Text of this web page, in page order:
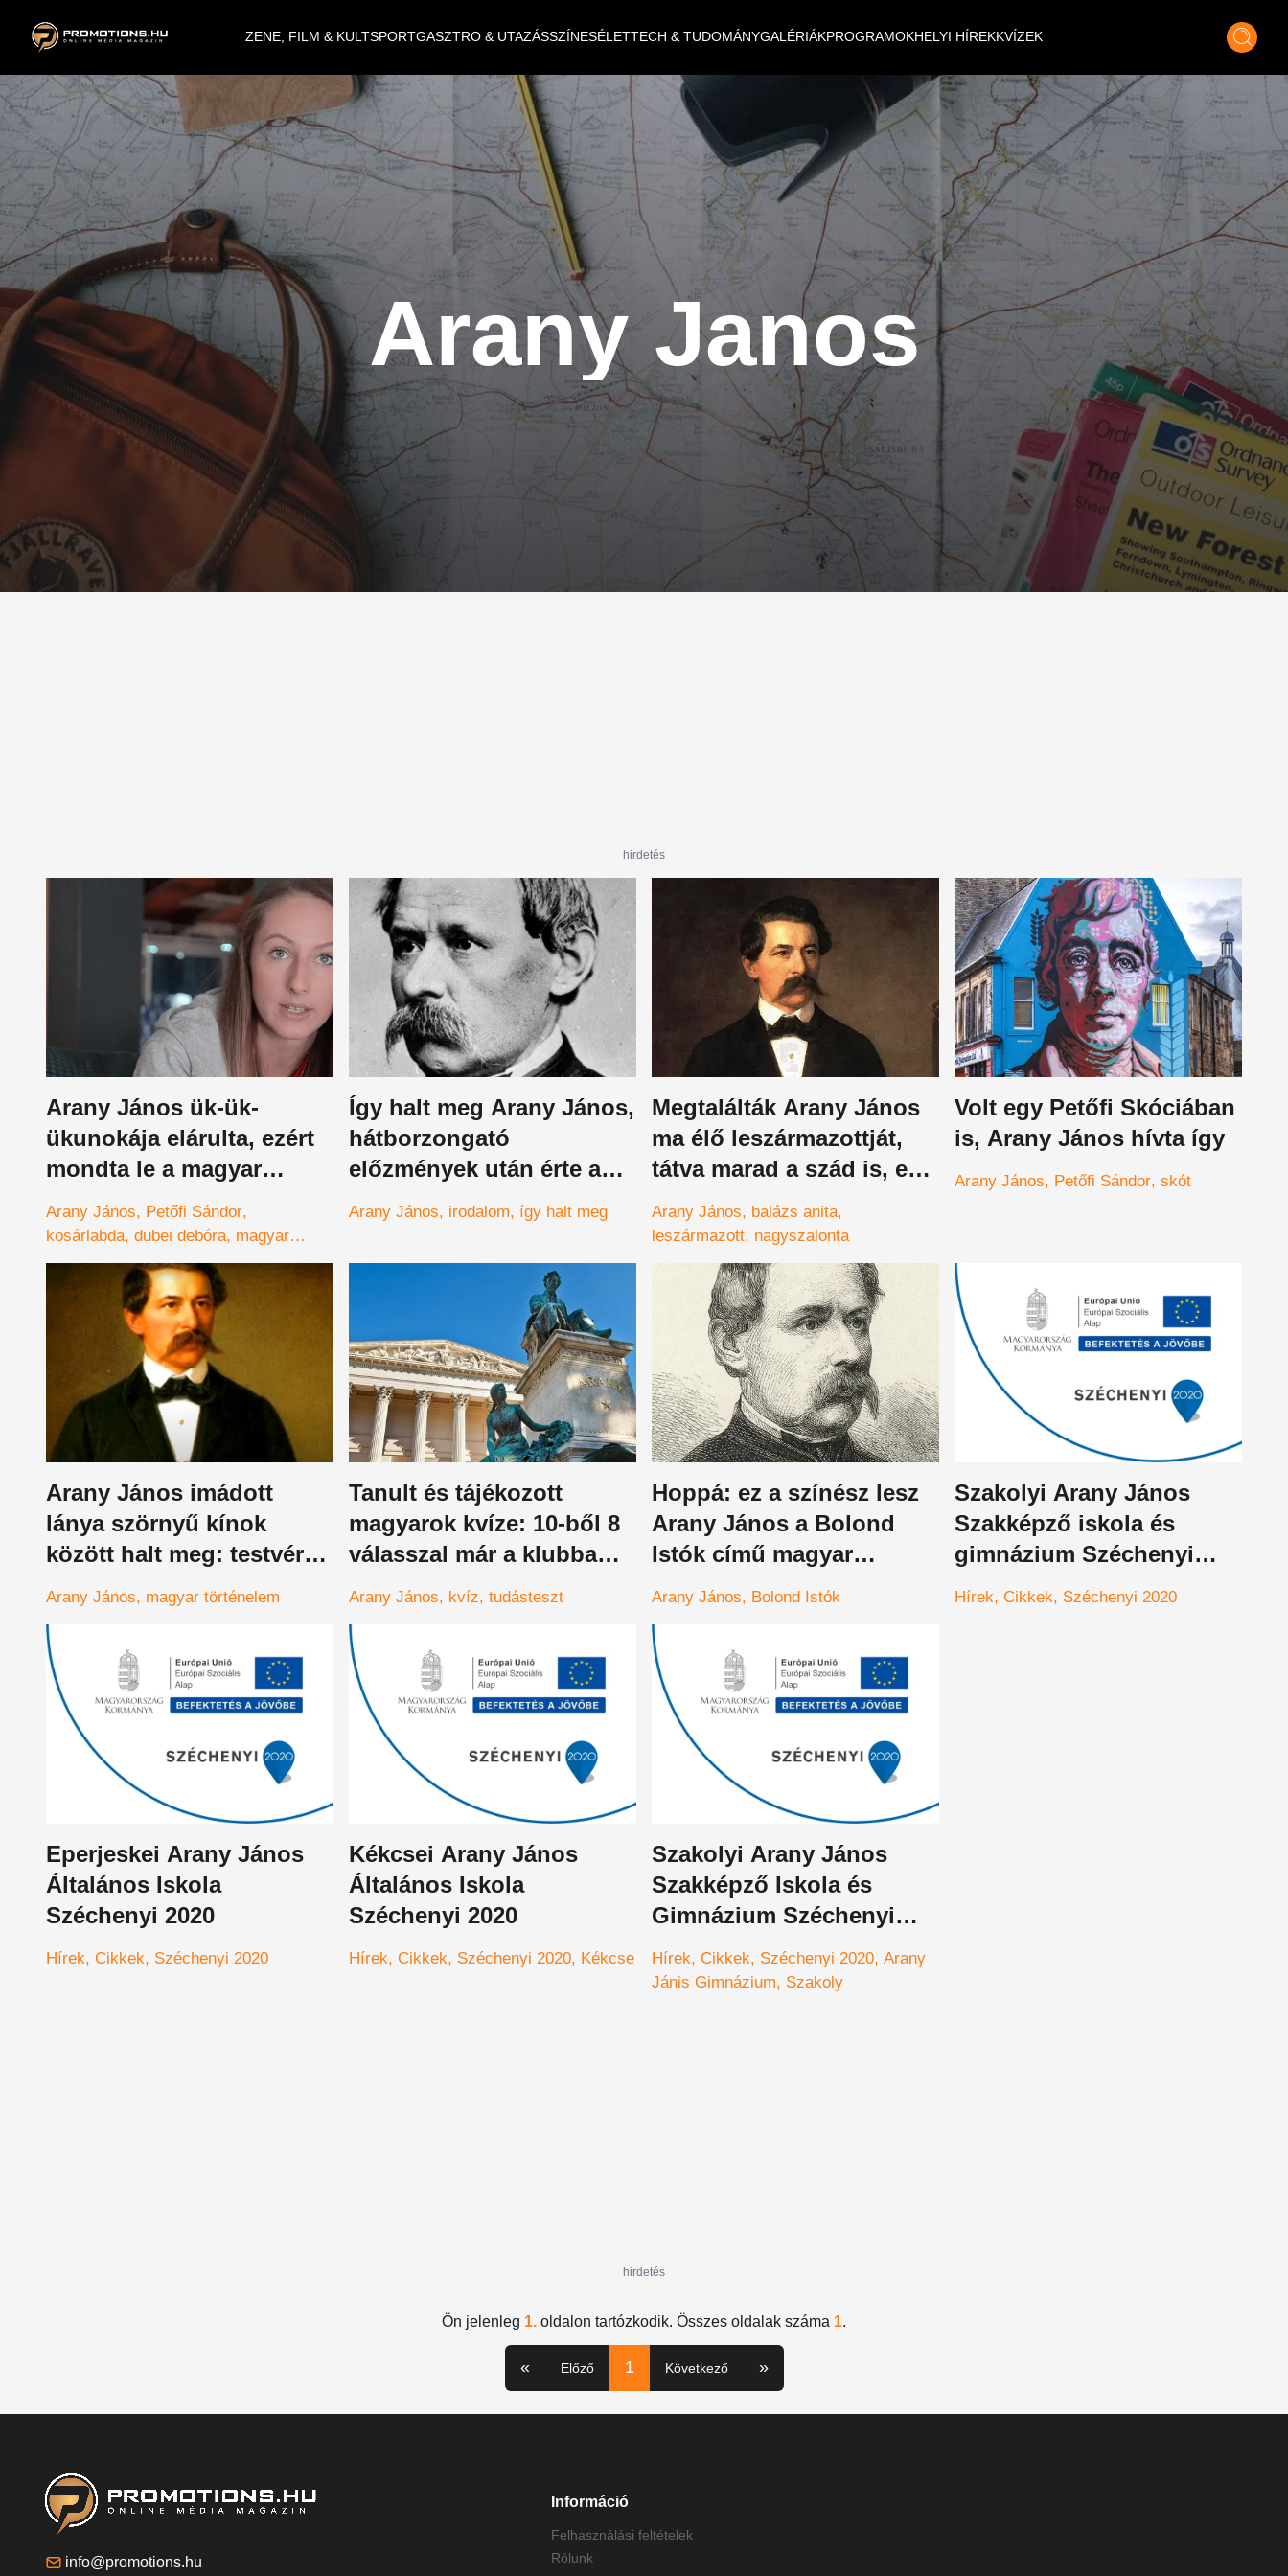
ZENE, FILM & KULTSPORTGASZTRO & UTAZÁSSZÍNESÉLETTECH & TUDOMÁNYGALÉRIÁKPROGRAMOKHELYI HÍREKKVÍZEK
Arany Janos
hirdetés
Arany János ük-ük-
ükunokája elárulta, ezért
mondta le a magyar
válogatottban való
szereplését
Arany János
Petőfi Sándor
kosárlabda dubei debóra magyar
válogatott történelem
Így halt meg Arany János,
hátborzongató
előzmények után érte a
vég
Arany János irodalom így halt meg
Megtalálták Arany János
ma élő leszármazottját,
tátva marad a szád is, egy
igazi hírességről van szó
Arany János
balázs anita
leszármazott nagyszalonta
Volt egy Petőfi Skóciában
is, Arany János hívta így
Arany János Petőfi Sándor skót
Arany János imádott
lánya szörnyű kínok
között halt meg: testvére
mesélt az eltitkolt családi
tragédiáról
Arany János magyar történelem
Tanult és tájékozott
magyarok kvíze: 10-ből 8
válasszal már a klubba
tartozol - és akkor Arany
János balladái
következnek
Arany János kvíz tudásteszt
Hoppá: ez a színész lesz
Arany János a Bolond
Istók című magyar
filmben
Arany János Bolond Istók
Szakolyi Arany János
Szakképző iskola és
gimnázium Széchenyi
2020
Hírek Cikkek Széchenyi 2020
Eperjeskei Arany János
Általános Iskola
Széchenyi 2020
Hírek Cikkek Széchenyi 2020
Kékcsei Arany János
Általános Iskola
Széchenyi 2020
Hírek Cikkek Széchenyi 2020 Kékcse
Szakolyi Arany János
Szakképző Iskola és
Gimnázium Széchenyi
2020
Hírek Cikkek Széchenyi 2020 Arany
Jánis Gimnázium
Szakoly
hirdetés
Ön jelenleg 1. oldalon tartózkodik. Összes oldalak száma 1.
« Előző 1 Következő »
info@promotions.hu
Információ
Felhasználási feltételek
Rólunk